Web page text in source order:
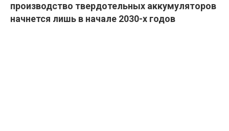
производство твердотельных аккумуляторов
начнется лишь в начале 2030-х годов